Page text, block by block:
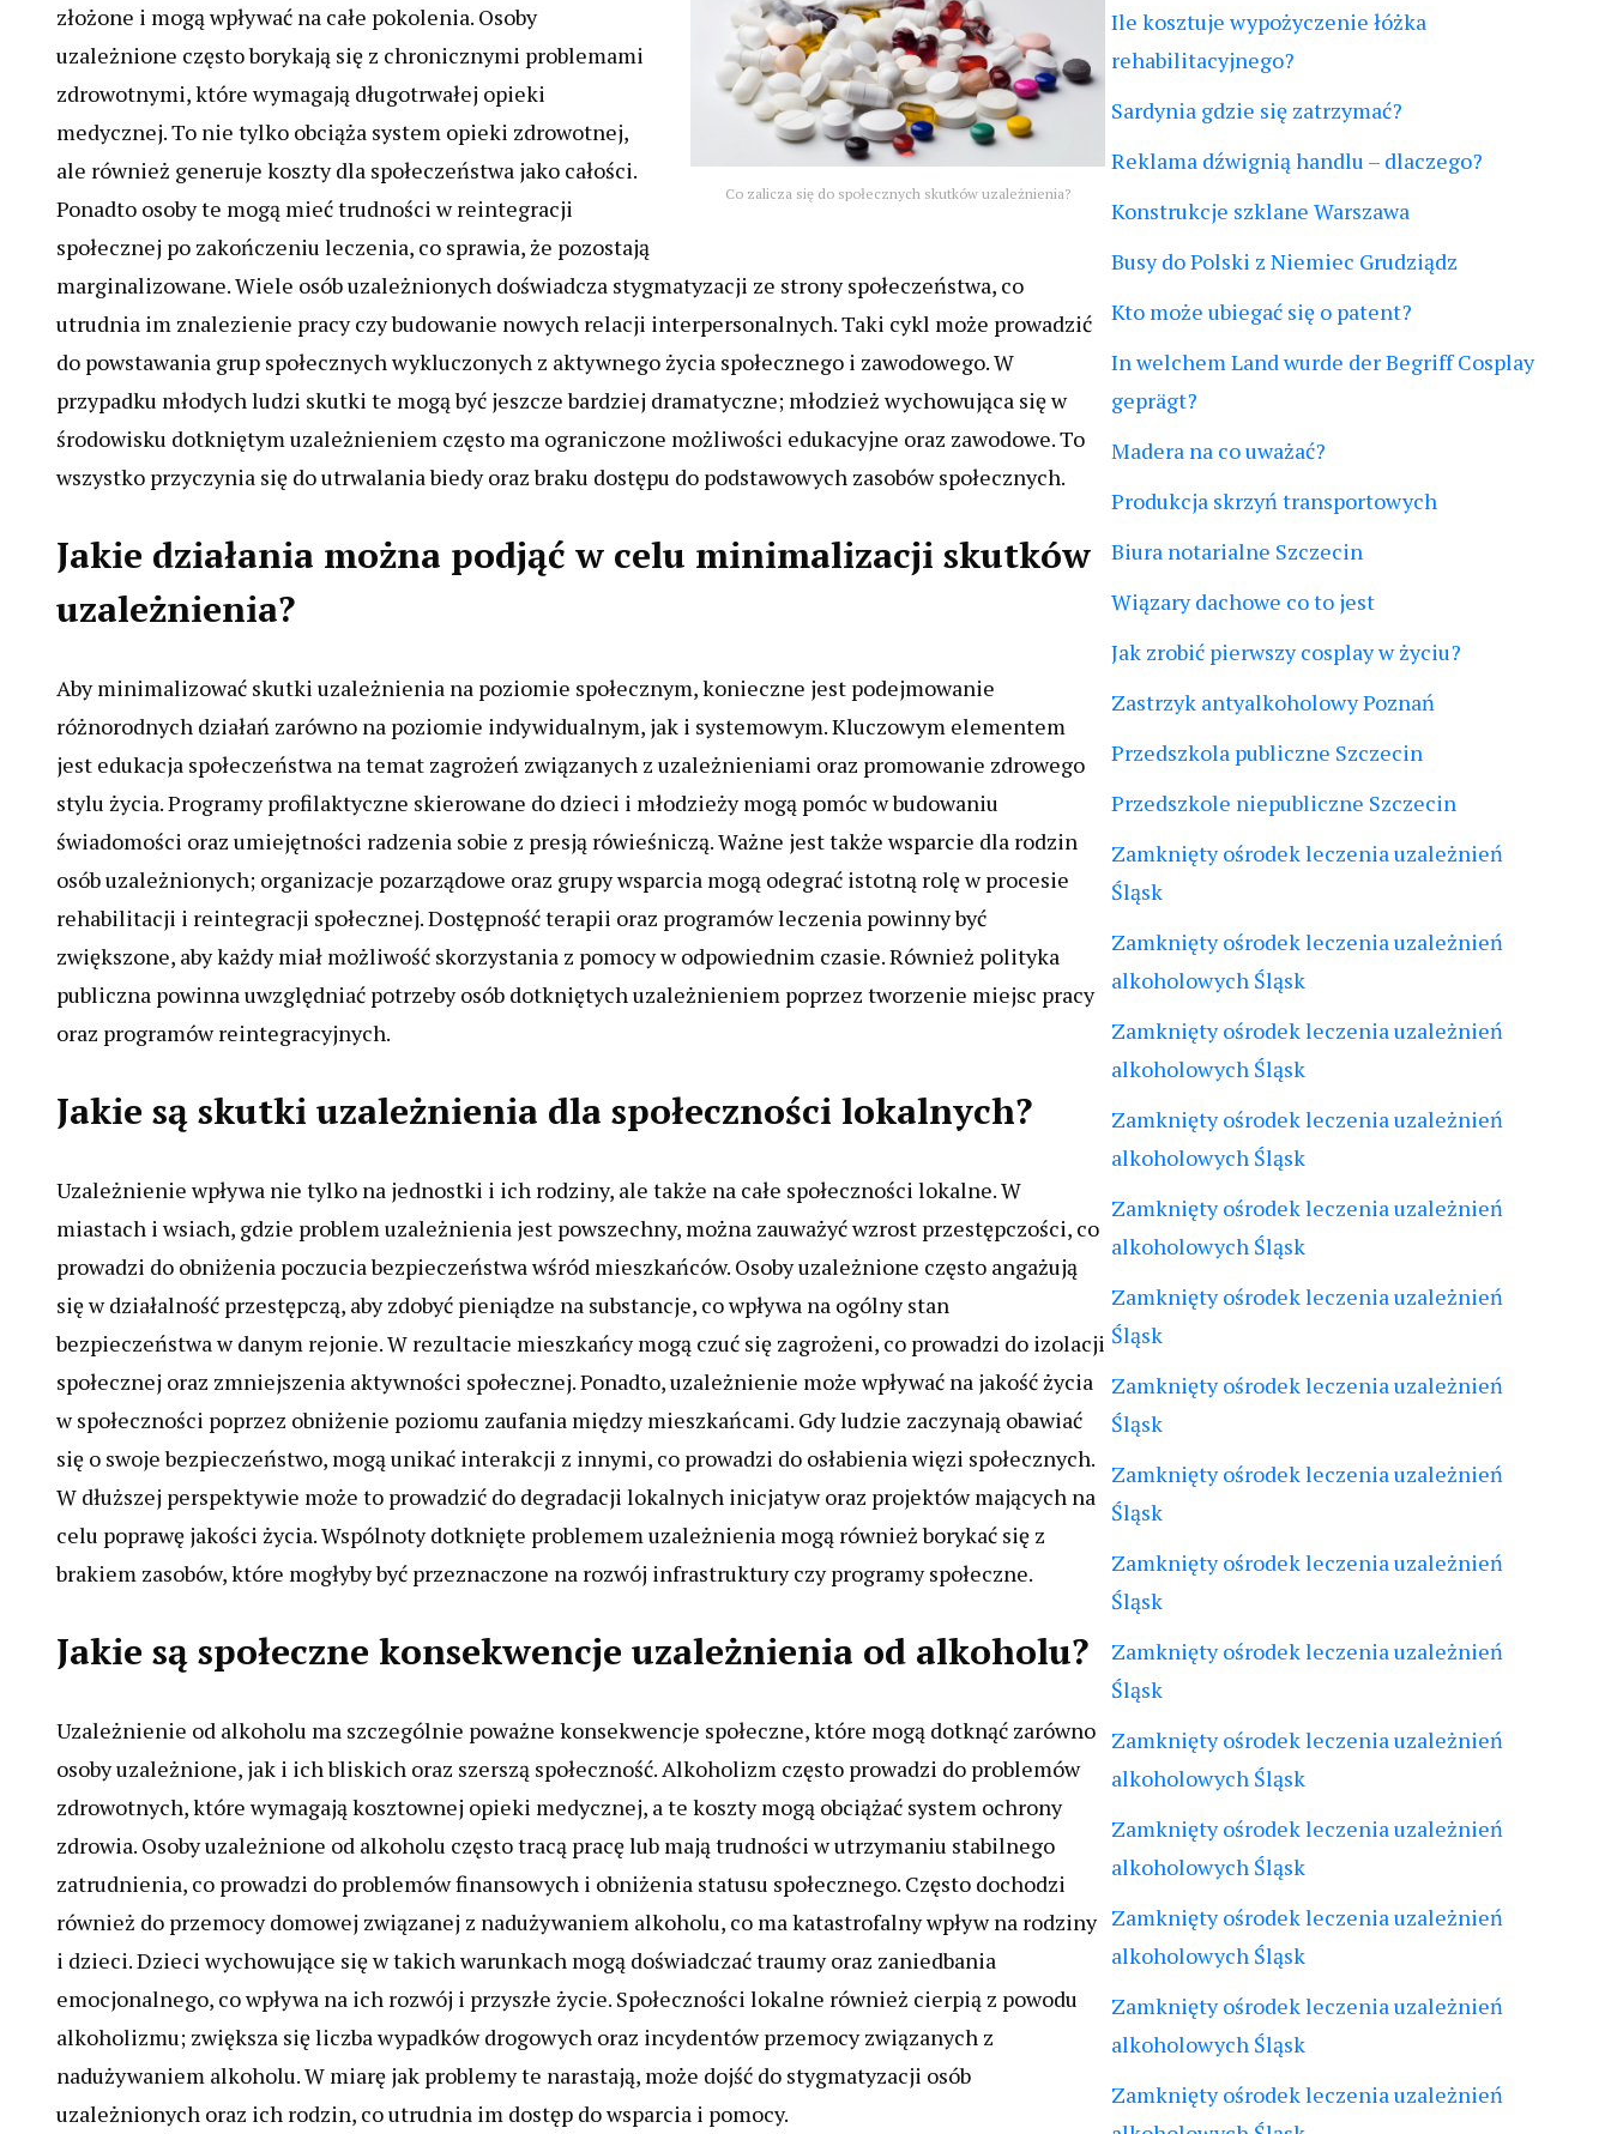
Co zalicza się do społecznych skutków uzależnienia?
złożone i mogą wpływać na całe pokolenia. Osoby
uzależnione często borykają się z chronicznymi problemami
zdrowotnymi, które wymagają długotrwałej opieki
medycznej. To nie tylko obciąża system opieki zdrowotnej,
ale również generuje koszty dla społeczeństwa jako całości.
Ponadto osoby te mogą mieć trudności w reintegracji
społecznej po zakończeniu leczenia, co sprawia, że pozostają
marginalizowane. Wiele osób uzależnionych doświadcza stygmatyzacji ze strony społeczeństwa, co
utrudnia im znalezienie pracy czy budowanie nowych relacji interpersonalnych. Taki cykl może prowadzić
do powstawania grup społecznych wykluczonych z aktywnego życia społecznego i zawodowego. W
przypadku młodych ludzi skutki te mogą być jeszcze bardziej dramatyczne; młodzież wychowująca się w
środowisku dotkniętym uzależnieniem często ma ograniczone możliwości edukacyjne oraz zawodowe. To
wszystko przyczynia się do utrwalania biedy oraz braku dostępu do podstawowych zasobów społecznych.
Jakie działania można podjąć w celu minimalizacji skutków
uzależnienia?
Aby minimalizować skutki uzależnienia na poziomie społecznym, konieczne jest podejmowanie
różnorodnych działań zarówno na poziomie indywidualnym, jak i systemowym. Kluczowym elementem
jest edukacja społeczeństwa na temat zagrożeń związanych z uzależnieniami oraz promowanie zdrowego
stylu życia. Programy profilaktyczne skierowane do dzieci i młodzieży mogą pomóc w budowaniu
świadomości oraz umiejętności radzenia sobie z presją rówieśniczą. Ważne jest także wsparcie dla rodzin
osób uzależnionych; organizacje pozarządowe oraz grupy wsparcia mogą odegrać istotną rolę w procesie
rehabilitacji i reintegracji społecznej. Dostępność terapii oraz programów leczenia powinny być
zwiększone, aby każdy miał możliwość skorzystania z pomocy w odpowiednim czasie. Również polityka
publiczna powinna uwzględniać potrzeby osób dotkniętych uzależnieniem poprzez tworzenie miejsc pracy
oraz programów reintegracyjnych.
Jakie są skutki uzależnienia dla społeczności lokalnych?
Uzależnienie wpływa nie tylko na jednostki i ich rodziny, ale także na całe społeczności lokalne. W
miastach i wsiach, gdzie problem uzależnienia jest powszechny, można zauważyć wzrost przestępczości, co
prowadzi do obniżenia poczucia bezpieczeństwa wśród mieszkańców. Osoby uzależnione często angażują
się w działalność przestępczą, aby zdobyć pieniądze na substancje, co wpływa na ogólny stan
bezpieczeństwa w danym rejonie. W rezultacie mieszkańcy mogą czuć się zagrożeni, co prowadzi do izolacji
społecznej oraz zmniejszenia aktywności społecznej. Ponadto, uzależnienie może wpływać na jakość życia
w społeczności poprzez obniżenie poziomu zaufania między mieszkańcami. Gdy ludzie zaczynają obawiać
się o swoje bezpieczeństwo, mogą unikać interakcji z innymi, co prowadzi do osłabienia więzi społecznych.
W dłuższej perspektywie może to prowadzić do degradacji lokalnych inicjatyw oraz projektów mających na
celu poprawę jakości życia. Wspólnoty dotknięte problemem uzależnienia mogą również borykać się z
brakiem zasobów, które mogłyby być przeznaczone na rozwój infrastruktury czy programy społeczne.
Jakie są społeczne konsekwencje uzależnienia od alkoholu?
Uzależnienie od alkoholu ma szczególnie poważne konsekwencje społeczne, które mogą dotknąć zarówno
osoby uzależnione, jak i ich bliskich oraz szerszą społeczność. Alkoholizm często prowadzi do problemów
zdrowotnych, które wymagają kosztownej opieki medycznej, a te koszty mogą obciążać system ochrony
zdrowia. Osoby uzależnione od alkoholu często tracą pracę lub mają trudności w utrzymaniu stabilnego
zatrudnienia, co prowadzi do problemów finansowych i obniżenia statusu społecznego. Często dochodzi
również do przemocy domowej związanej z nadużywaniem alkoholu, co ma katastrofalny wpływ na rodziny
i dzieci. Dzieci wychowujące się w takich warunkach mogą doświadczać traumy oraz zaniedbania
emocjonalnego, co wpływa na ich rozwój i przyszłe życie. Społeczności lokalne również cierpią z powodu
alkoholizmu; zwiększa się liczba wypadków drogowych oraz incydentów przemocy związanych z
nadużywaniem alkoholu. W miarę jak problemy te narastają, może dojść do stygmatyzacji osób
uzależnionych oraz ich rodzin, co utrudnia im dostęp do wsparcia i pomocy.
Ile kosztuje wypożyczenie łóżka
rehabilitacyjnego?
Sardynia gdzie się zatrzymać?
Reklama dźwignią handlu – dlaczego?
Konstrukcje szklane Warszawa
Busy do Polski z Niemiec Grudziądz
Kto może ubiegać się o patent?
In welchem Land wurde der Begriff Cosplay
geprägt?
Madera na co uważać?
Produkcja skrzyń transportowych
Biura notarialne Szczecin
Wiązary dachowe co to jest
Jak zrobić pierwszy cosplay w życiu?
Zastrzyk antyalkoholowy Poznań
Przedszkola publiczne Szczecin
Przedszkole niepubliczne Szczecin
Zamknięty ośrodek leczenia uzależnień
Śląsk
Zamknięty ośrodek leczenia uzależnień
alkoholowych Śląsk
Zamknięty ośrodek leczenia uzależnień
alkoholowych Śląsk
Zamknięty ośrodek leczenia uzależnień
alkoholowych Śląsk
Zamknięty ośrodek leczenia uzależnień
alkoholowych Śląsk
Zamknięty ośrodek leczenia uzależnień
Śląsk
Zamknięty ośrodek leczenia uzależnień
Śląsk
Zamknięty ośrodek leczenia uzależnień
Śląsk
Zamknięty ośrodek leczenia uzależnień
Śląsk
Zamknięty ośrodek leczenia uzależnień
Śląsk
Zamknięty ośrodek leczenia uzależnień
alkoholowych Śląsk
Zamknięty ośrodek leczenia uzależnień
alkoholowych Śląsk
Zamknięty ośrodek leczenia uzależnień
alkoholowych Śląsk
Zamknięty ośrodek leczenia uzależnień
alkoholowych Śląsk
Zamknięty ośrodek leczenia uzależnień